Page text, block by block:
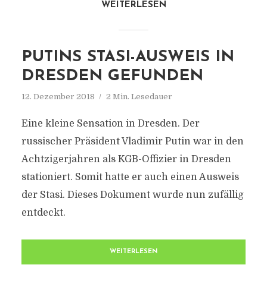
WEITERLESEN
PUTINS STASI-AUSWEIS IN
DRESDEN GEFUNDEN
12. Dezember 2018 2 Min. Lesedauer
Eine kleine Sensation in Dresden. Der
russischer Präsident Vladimir Putin war in den
Achtzigerjahren als KGB-Offizier in Dresden
stationiert. Somit hatte er auch einen Ausweis
der Stasi. Dieses Dokument wurde nun zufällig
entdeckt.
WEITERLESEN